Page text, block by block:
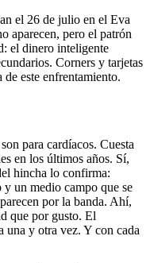
el 26 de julio en el Eva
aparecen, pero el patrón
el dinero inteligente
Corners y tarjetas
este enfrentamiento.
para cardíacos. Cuesta
en los últimos años. Sí,
hincha lo confirma:
y un medio campo que se
por la banda. Ahí,
que por gusto. El
una y otra vez. Y con cada